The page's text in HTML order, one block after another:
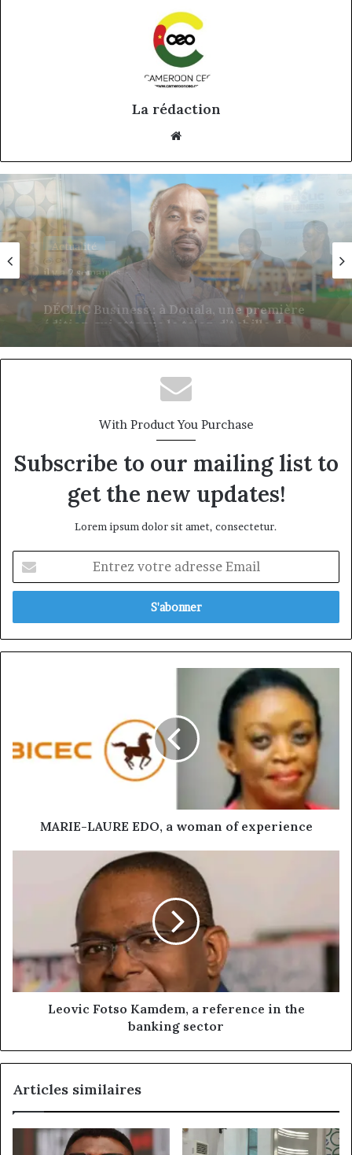
La rédaction
Actualité
il y a 3 semaines
Afriland à Bangui : derrière une
succursale, l’émergence d’une banque-
corridor
With Product You Purchase
Subscribe to our mailing list to
get the new updates!
Lorem ipsum dolor sit amet, consectetur.
votre
adresse
woman
of
MARIE-LAURE EDO, a woman of experience
the
banking
sector
Leovic Fotso Kamdem, a reference in the
banking sector
Articles similaires